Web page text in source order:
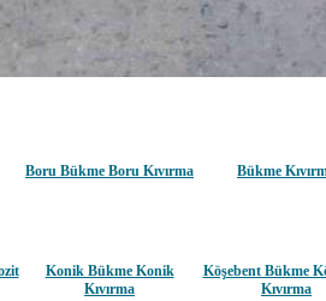
Boru Bükme Boru Kıvırma Bükme
Konik Bükme Konik
Kıvırma
Köşebent Bükme
Kıvırma